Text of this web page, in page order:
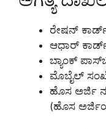
ರೇಷನ್
ಆಧಾರ್
ಬ್ಯಾಂಕ್
ಮೊಬೈಲ್
ಹೊಸ ಅರ್ಜಿ
(ಹೊಸ